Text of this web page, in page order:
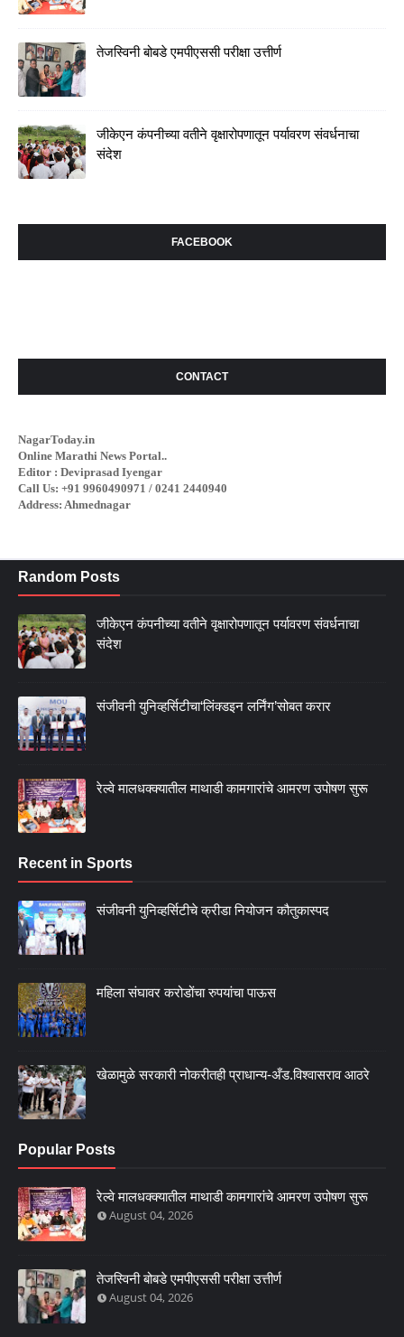
तेजस्विनी बोबडे एमपीएससी परीक्षा उत्तीर्ण
जीकेएन कंपनीच्या वतीने वृक्षारोपणातून पर्यावरण संवर्धनाचा
संदेश
FACEBOOK
CONTACT
NagarToday.in
Online Marathi News Portal..
Editor : Deviprasad Iyengar
Call Us: +91 9960490971 / 0241 2440940
Address: Ahmednagar
Random Posts
जीकेएन कंपनीच्या वतीने वृक्षारोपणातून पर्यावरण संवर्धनाचा
संदेश
संजीवनी युनिव्हर्सिटीचा‘लिंक्डइन लर्निंग’सोबत करार
रेल्वे मालधक्क्यातील माथाडी कामगारांचे आमरण उपोषण सुरू
Recent in Sports
संजीवनी युनिव्हर्सिटीचे क्रीडा नियोजन कौतुकास्पद
महिला संघावर करोडोंचा रुपयांचा पाऊस
खेळामुळे सरकारी नोकरीतही प्राधान्य-अँड.विश्वासराव आठरे
Popular Posts
रेल्वे मालधक्क्यातील माथाडी कामगारांचे आमरण उपोषण सुरू
August 04, 2026
तेजस्विनी बोबडे एमपीएससी परीक्षा उत्तीर्ण
August 04, 2026